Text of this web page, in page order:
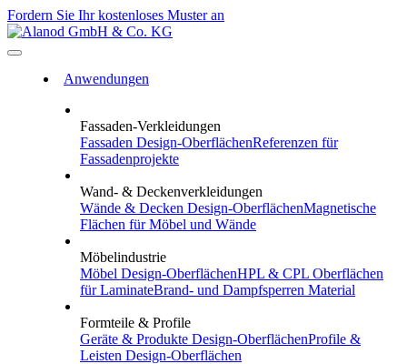
Fordern Sie Ihr kostenloses Muster an
Anwendungen
Fassaden-Verkleidungen
Fassaden Design-OberflächenReferenzen für
Fassadenprojekte
Wand- & Deckenverkleidungen
Wände & Decken Design-OberflächenMagnetische
Flächen für Möbel und Wände
Möbelindustrie
Möbel Design-OberflächenHPL & CPL Oberflächen
für LaminateBrand- und Dampfsperren Material
Formteile & Profile
Geräte & Produkte Design-OberflächenProfile &
Leisten Design-Oberflächen